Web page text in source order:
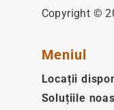
Copyright ©
Meniul
Locații
Soluțiile